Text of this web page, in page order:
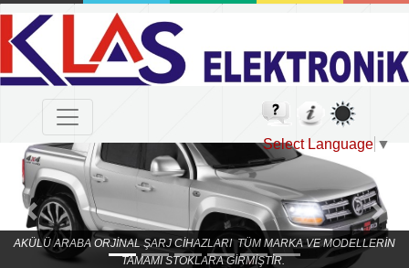
Select Language ▼
Previous Next
AKÜLÜ ARABA ORJİNAL ŞARJ CİHAZLARI TÜM MARKA VE MODELLERİN
TAMAMI STOKLARA GİRMİŞTİR.